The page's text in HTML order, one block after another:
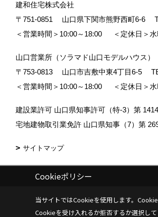
建和住宅株式会社
〒751-0851
山口県下関市熊野西町6-6
＜営業時間＞10:00～18:00
＜定休日＞
山口営業所（ソラマド山口モデルハウス）
〒753-0813
山口市吉敷中東4丁目6-5
＜営業時間＞10:00～18:00
＜定休日＞
建設業許可 山口県知事許可（特-3）第
宅地建物取引業免許 山口県知事（7）第
サイトマップ
Copyright (c) Kenwa Jutaku. All Rights Reserved.
Cookieポリシー
当サイトではCookieを使用します。
Cookieを受け入れるか拒否するか選択して